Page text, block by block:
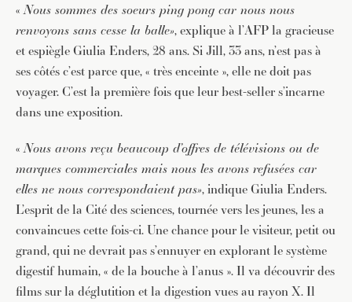
«Nous sommes des soeurs ping pong car nous nous
renvoyons sans cesse la balle», explique à l’AFP la gracieuse
et espiègle Giulia Enders, 28 ans. Si Jill, 33 ans, n’est pas à
ses côtés c’est parce que, « très enceinte », elle ne doit pas
voyager. C’est la première fois que leur best-seller s’incarne
dans une exposition.
«Nous avons reçu beaucoup d’offres de télévisions ou de
marques commerciales mais nous les avons refusées car
elles ne nous correspondaient pas», indique Giulia Enders.
L’esprit de la Cité des sciences, tournée vers les jeunes, les a
convaincues cette fois-ci. Une chance pour le visiteur, petit ou
grand, qui ne devrait pas s’ennuyer en explorant le système
digestif humain, « de la bouche à l’anus ». Il va découvrir des
films sur la déglutition et la digestion vues au rayon X. Il